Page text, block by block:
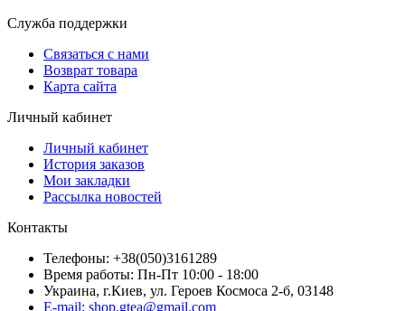
Служба поддержки
Связаться с нами
Возврат товара
Карта сайта
Личный кабинет
Личный кабинет
История заказов
Мои закладки
Рассылка новостей
Контакты
Телефоны: +38(050)3161289
Время работы: Пн-Пт 10:00 - 18:00
Украина, г.Киев, ул. Героев Космоса 2-б, 03148
E-mail: shop.gtea@gmail.com